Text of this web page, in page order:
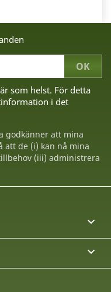
som helst. För detta
i det
godkänner att mina
att de (i) kan nå mina
(iii) administrera

